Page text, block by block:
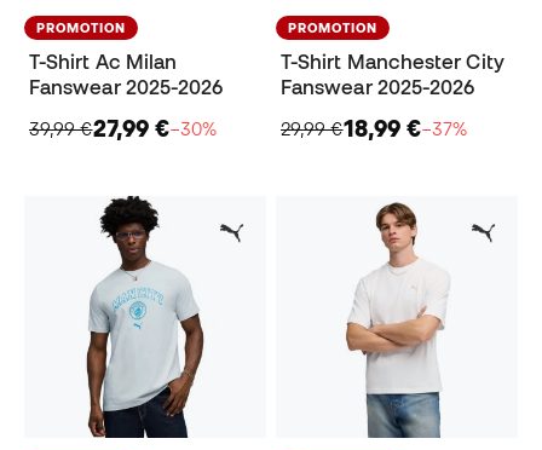
PROMOTION
T-Shirt Ac Milan
Fanswear 2025-2026
39,99 €27,99 €−30%
PROMOTION
T-Shirt Manchester City
Fanswear 2025-2026
29,99 €18,99 €−37%